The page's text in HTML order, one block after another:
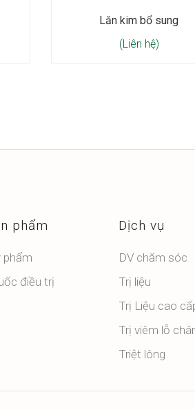
Lăn kim bổ sung
(Liên hệ)
phẩm
phẩm
điều trị
Dịch vụ
DV chăm sóc
Trị liệu
Trị Liệu cao
Trị viêm lỗ
Triệt lông